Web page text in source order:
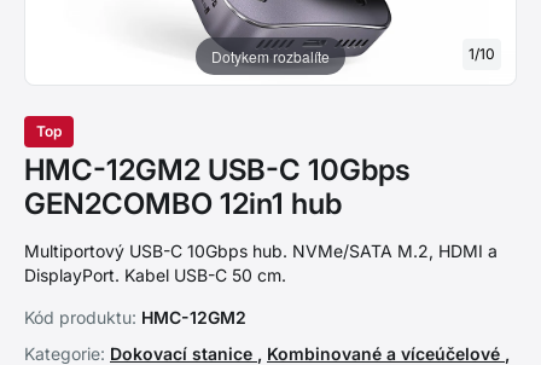
Dotykem rozbalíte 1/10
Top
HMC-12GM2 USB-C 10Gbps
GEN2COMBO 12in1 hub
Multiportový USB-C 10Gbps hub. NVMe/SATA M.2, HDMI a
DisplayPort. Kabel USB-C 50 cm.
Kód produktu: HMC-12GM2
Kategorie: Dokovací stanice , Kombinované a víceúčelové ,